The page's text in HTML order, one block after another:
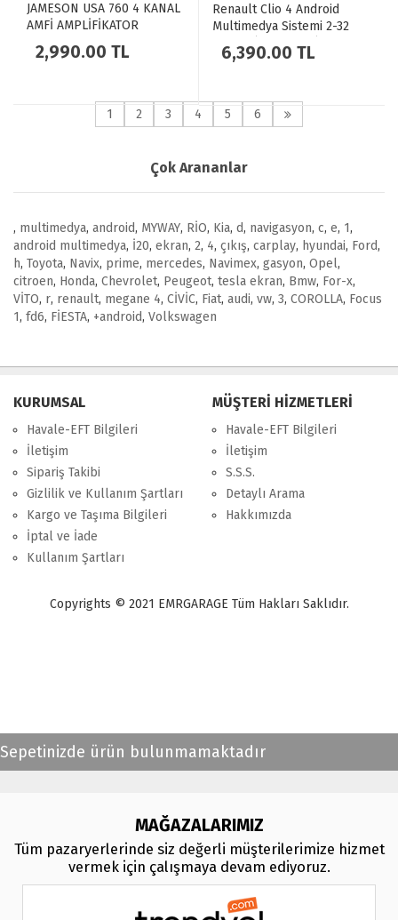
JAMESON USA 760 4 KANAL
AMFİ AMPLİFİKATOR
2,990.00 TL
Renault Clio 4 Android
Multimedya Sistemi 2-32
Myway (2016-2019)
6,390.00 TL
1 2 3 4 5 6
Çok Arananlar
, multimedya, android, MYWAY, RİO, Kia, d, navigasyon, c, e, 1,
android multimedya, İ20, ekran, 2, 4, çıkış, carplay, hyundai, Ford,
h, Toyota, Navix, prime, mercedes, Navimex, gasyon, Opel,
citroen, Honda, Chevrolet, Peugeot, tesla ekran, Bmw, For-x,
VİTO, r, renault, megane 4, CİVİC, Fiat, audi, vw, 3, COROLLA, Focus
1, fd6, FİESTA, +android, Volkswagen
KURUMSAL
Havale-EFT Bilgileri
İletişim
Sipariş Takibi
Gizlilik ve Kullanım Şartları
Kargo ve Taşıma Bilgileri
İptal ve İade
Kullanım Şartları
MÜŞTERİ HİZMETLERİ
Havale-EFT Bilgileri
İletişim
S.S.S.
Detaylı Arama
Hakkımızda
Copyrights © 2021 EMRGARAGE Tüm Hakları Saklıdır.
Sepetinizde ürün bulunmamaktadır
MAĞAZALARIMIZ
Tüm pazaryerlerinde siz değerli müşterilerimize hizmet
vermek için çalışmaya devam ediyoruz.